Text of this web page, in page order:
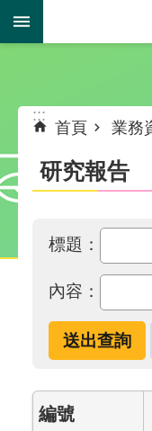
跳到主要內容區塊
:::
首頁 業務
研究報告
標題：
內容：